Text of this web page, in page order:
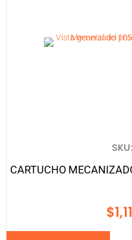
CARTUCHO
$